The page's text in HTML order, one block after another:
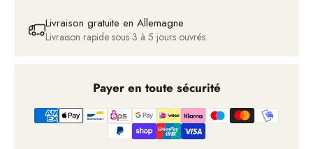
Livraison gratuite en Allemagne
Livraison rapide sous 3 à 5 jours ouvrés
Payer en toute sécurité